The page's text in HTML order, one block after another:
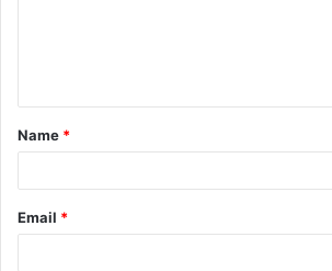
Name *
Email *